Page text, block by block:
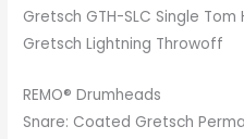
Gretsch GTH-SLC Single Tom
Gretsch Lightning Throwoff
REMO® Drumheads
Snare: Coated Gretsch